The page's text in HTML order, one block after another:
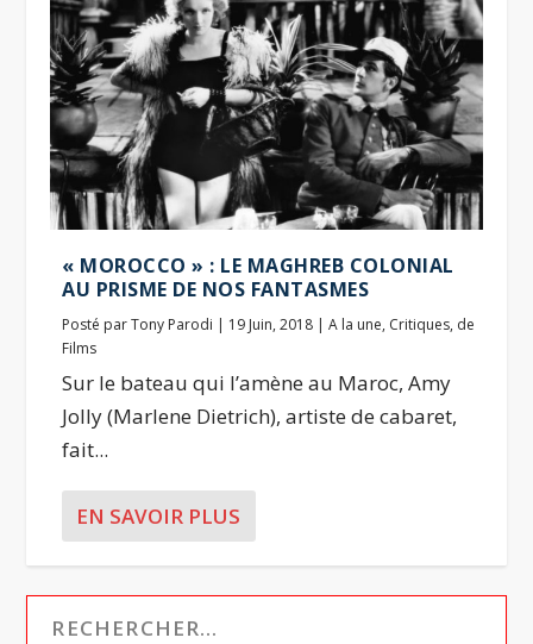
« MOROCCO » : LE MAGHREB COLONIAL
AU PRISME DE NOS FANTASMES
Posté parTony Parodi | 19 Juin, 2018 |A la une, Critiques, de
Films
Sur le bateau qui l’amène au Maroc, Amy
Jolly (Marlene Dietrich), artiste de cabaret,
fait...
EN SAVOIR PLUS